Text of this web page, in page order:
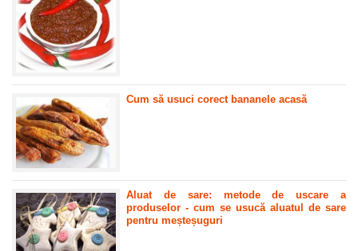
Cum să usuci corect bananele acasă
Aluat de sare: metode de uscare a
produselor - cum se usucă aluatul de sare
pentru meșteșuguri